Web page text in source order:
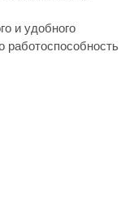
и удобного
работоспособность